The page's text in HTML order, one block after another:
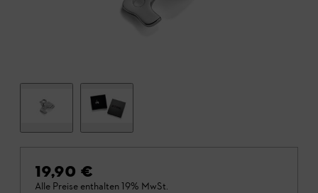
19,90 €
Alle Preise enthalten 19% MwSt.